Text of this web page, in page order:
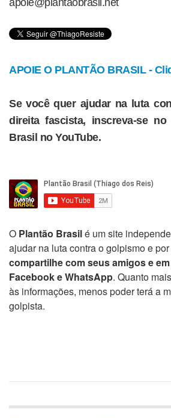
apoie@plantaobrasil.net
APOIE O PLANTÃO BRASIL -
Se você quer ajudar na luta
direita fascista, inscreva-se
Brasil no YouTube.
O Plantão Brasilé um site
ajudar na luta contra o golpismo e
compartilhe com seus amigos e
Facebook e WhatsApp. Quanto
às informações, menos poder terá a
golpista.